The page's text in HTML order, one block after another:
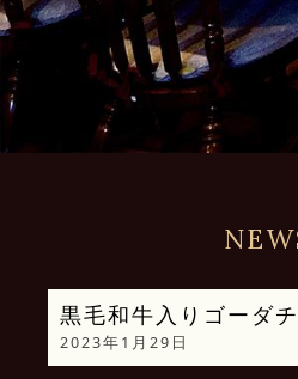
黒毛和牛入りゴーダ
2023年1月29日